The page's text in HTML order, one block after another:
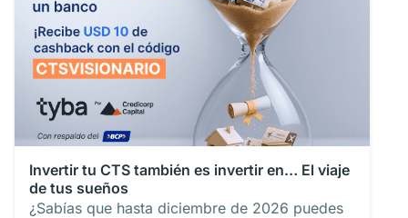
Invertir tu CTS también es invertir en… El viaje
de tus sueños
¿Sabías que hasta diciembre de 2026 puedes